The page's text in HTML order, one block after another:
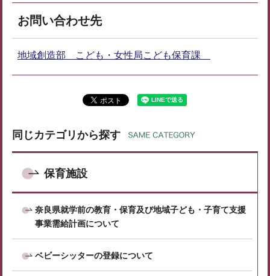
お問い合わせ先
地域創造部 こども・女性局こども保育課
同じカテゴリから探す
保育施設
奈良県就学前の教育・保育及び地域子ども・子育て支援
事業需給計画について
ベビーシッターの登録について